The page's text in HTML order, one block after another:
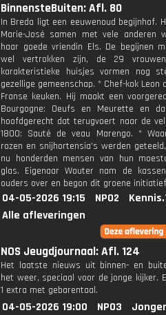
BinnensteBuiten: Afl. 80
In Breda ligt een eeuwenoud begijnhof.
Marie-José samen met vele anderen
haar goede vriendin Els. De begijnen
wel vertrokken zijn, de 29
karakteristieke huisjes vormen nog
gezellige gemeenschap. * Chef-kok Leon
Franse keuken. Hij maakt een
Bourgogne: Oeufs en Meurette en
hoofdgerecht dat terugvoert naar de
1800: Sauté de veau Marengo. *
rozen en snijhortensia's werden
nu honderden mensen van hun
glas. Eigenaar Wouter nam de
ouders over en begon dit groene
04-05-2026 19:15 NPO2
Alle afleveringen
NOS Jeugdjournaal: Afl. 124
Het laatste nieuws uit binnen- en
het weer, speciaal voor de jonge kijker.
1 extra met gebarentaal.
04-05-2026 19:00 NPO3